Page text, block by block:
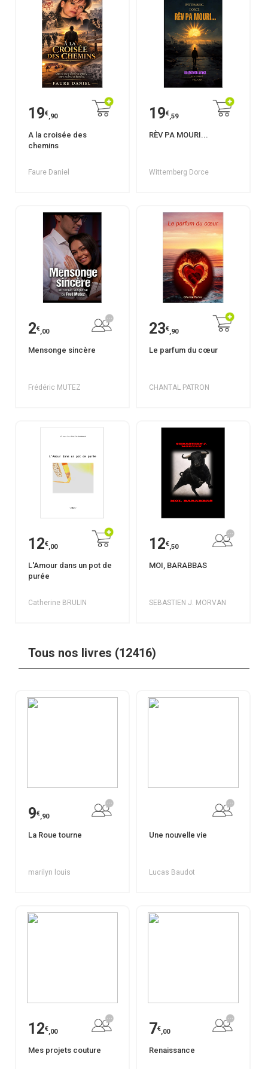
19€,90
A la croisée des
chemins
Faure Daniel
19€,59
RÈV PA MOURI...
Wittemberg Dorce
2€,00
Mensonge sincère
Frédéric MUTEZ
23€,90
Le parfum du cœur
CHANTAL PATRON
12€,00
L'Amour dans un pot de
purée
Catherine BRULIN
12€,50
MOI, BARABBAS
SEBASTIEN J. MORVAN
Tous nos livres (12416)
9€,90
La Roue tourne
marilyn louis
Une nouvelle vie
Lucas Baudot
12€,00
Mes projets couture
7€,00
Renaissance